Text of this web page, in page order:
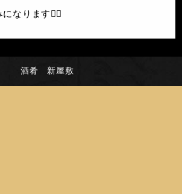
なります🙇‍♀️
酒肴 新屋敷